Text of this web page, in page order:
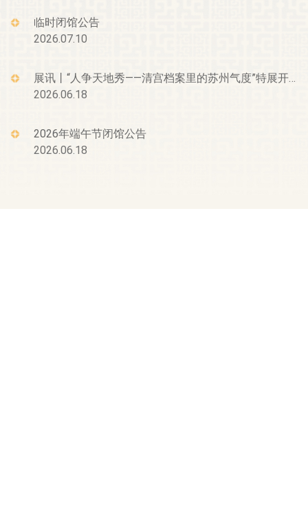
临时闭馆公告
2026.07.10
展讯丨“人争天地秀——清宫档案里的苏州气度”特展开幕
2026.06.18
2026年端午节闭馆公告
2026.06.18